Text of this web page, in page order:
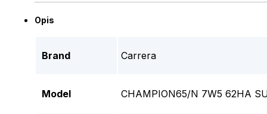
Opis
Brand Carrera
Model CHAMPION65/N 7W5 62HA